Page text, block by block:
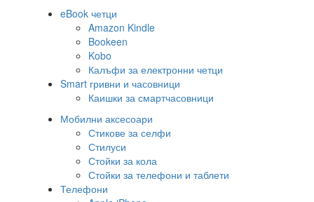
eBook четци
Amazon Kindle
Bookeen
Kobo
Калъфи за електронни четци
Smart гривни и часовници
Каишки за смартчасовници
Мобилни аксесоари
Стикове за селфи
Стилуси
Стойки за кола
Стойки за телефони и таблети
Телефони